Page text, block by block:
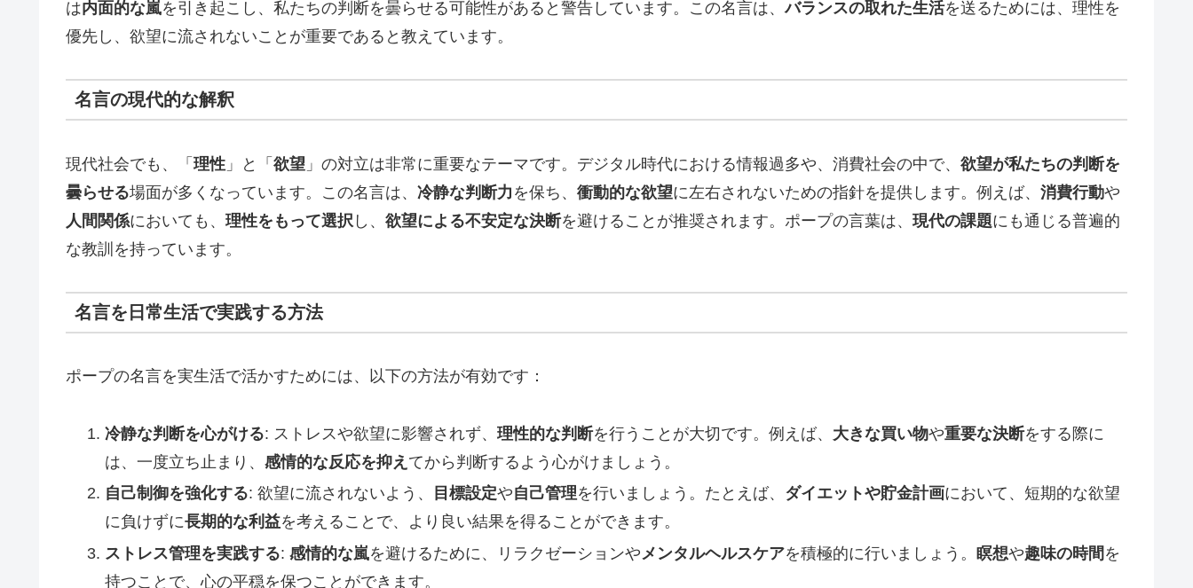
は内面的な嵐を引き起こし、私たちの判断を曇らせる可能性があると警告しています。この名言は、バランスの取れた生活を送るためには、理性を
優先し、欲望に流されないことが重要であると教えています。
名言の現代的な解釈
現代社会でも、「 理性 」と「 欲望 」の対立は非常に重要なテーマです。デジタル時代における情報過多や、消費社会の中で、 欲望が私たちの判断を
曇らせる場面が多くなっています。この名言は、 冷静な判断力 を保ち、 衝動的な欲望に左右されないための指針を提供します。例えば、 消費行動や
人間関係においても、 理性をもって選択 し、 欲望による不安定な決断を避けることが推奨されます。ポープの言葉は、 現代の課題にも通じる普遍的
な教訓を持っています。
名言を日常生活で実践する方法
ポープの名言を実生活で活かすためには、以下の方法が有効です：
冷静な判断を心がける: ストレスや欲望に影響されず、 理性的な判断を行うことが大切です。例えば、 大きな買い物や重要な決断をする際に
は、一度立ち止まり、 感情的な反応を抑え てから判断するよう心がけましょう。
自己制御を強化する: 欲望に流されないよう、 目標設定や自己管理を行いましょう。たとえば、 ダイエットや貯金計画において、短期的な欲望
に負けずに長期的な利益を考えることで、より良い結果を得ることができます。
ストレス管理を実践する: 感情的な嵐を避けるために、リラクゼーションやメンタルヘルスケアを積極的に行いましょう。 瞑想や趣味の時間 を
持つことで、心の平穏を保つことができます。